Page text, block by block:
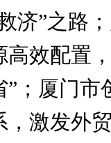
济”之路
效配置
；厦门市
，激发外